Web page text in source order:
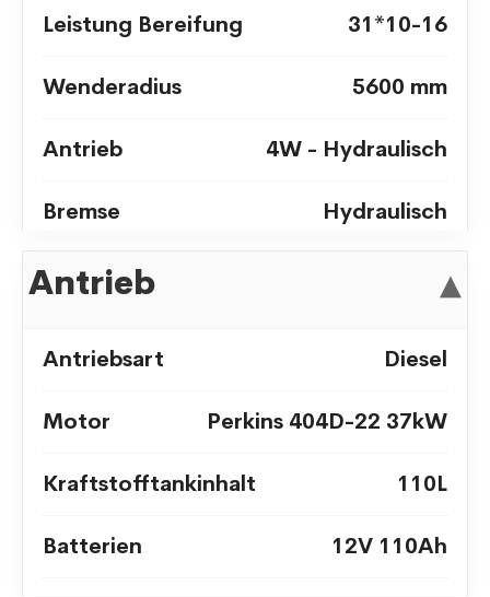
Leistung Bereifung 31*10-16
Wenderadius 5600 mm
Antrieb 4W - Hydraulisch
Bremse Hydraulisch
Antrieb ▾
Antriebsart Diesel
Motor Perkins 404D-22 37kW
Kraftstofftankinhalt 110L
Batterien 12V 110Ah